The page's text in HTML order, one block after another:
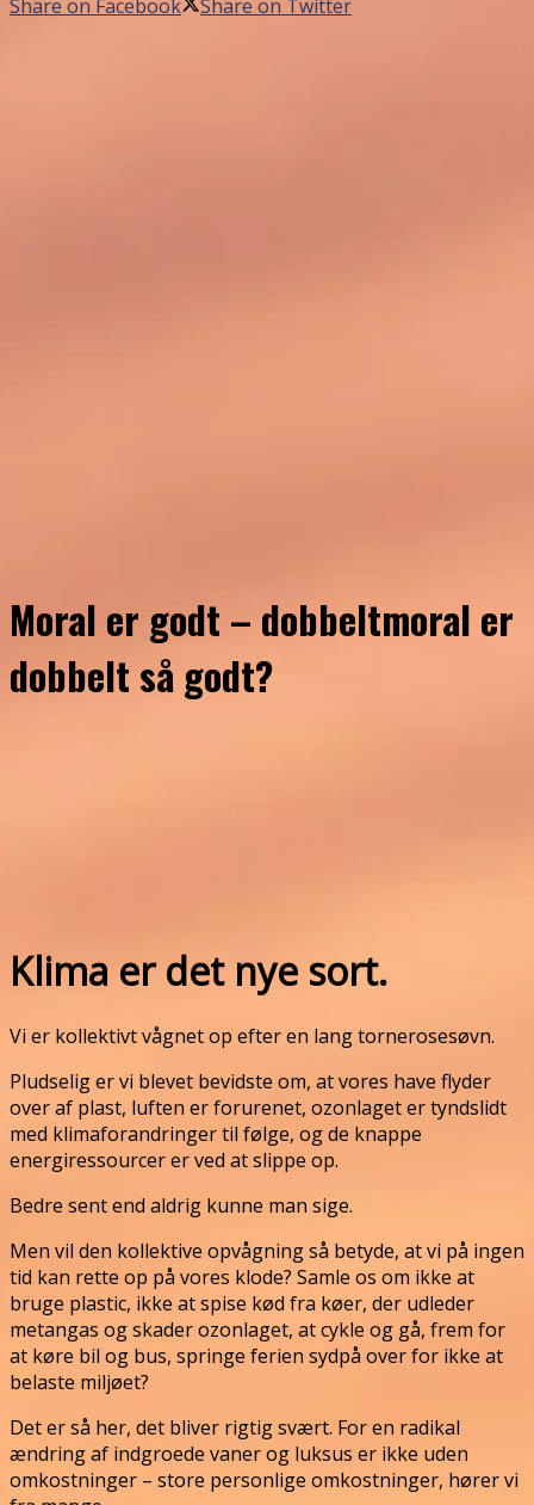
Share on Facebook
Share on Twitter
Moral er godt – dobbeltmoral er
dobbelt så godt?
Klima er det nye sort.
Vi er kollektivt vågnet op efter en lang tornerosesøvn.
Pludselig er vi blevet bevidste om, at vores have flyder
over af plast, luften er forurenet, ozonlaget er tyndslidt
med klimaforandringer til følge, og de knappe
energiressourcer er ved at slippe op.
Bedre sent end aldrig kunne man sige.
Men vil den kollektive opvågning så betyde, at vi på ingen
tid kan rette op på vores klode? Samle os om ikke at
bruge plastic, ikke at spise kød fra køer, der udleder
metangas og skader ozonlaget, at cykle og gå, frem for
at køre bil og bus, springe ferien sydpå over for ikke at
belaste miljøet?
Det er så her, det bliver rigtig svært. For en radikal
ændring af indgroede vaner og luksus er ikke uden
omkostninger – store personlige omkostninger, hører vi